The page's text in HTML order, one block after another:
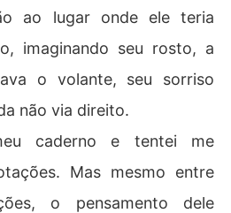
ao lugar onde ele teria
imaginando seu rosto, a
o volante, seu sorriso
não via direito.
caderno e tentei me
Mas mesmo entre
o pensamento dele